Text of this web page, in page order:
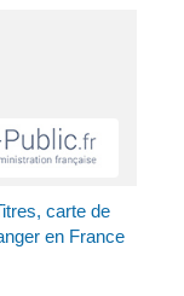
carte de
en France